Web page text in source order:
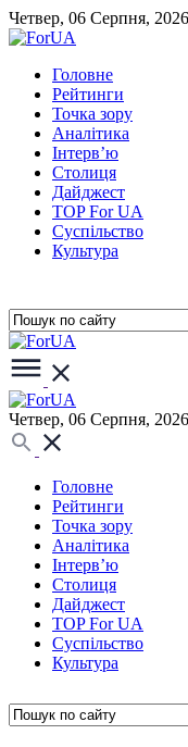
Четвер, 06 Серпня, 2026
Головне
Рейтинги
Точка зору
Аналітика
Інтерв’ю
Столиця
Дайджест
TOP For UA
Суспiльство
Культура
Четвер, 06 Серпня, 2026
Головне
Рейтинги
Точка зору
Аналітика
Інтерв’ю
Столиця
Дайджест
TOP For UA
Суспiльство
Культура